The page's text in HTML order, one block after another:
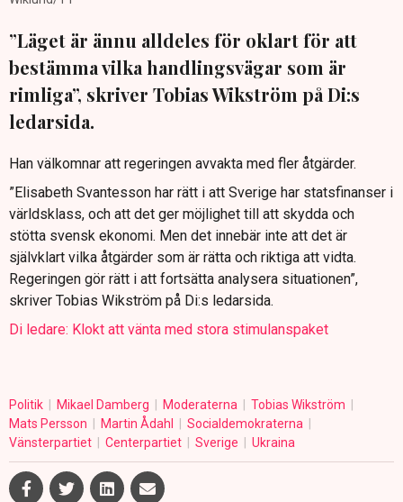
”Läget är ännu alldeles för oklart för att
bestämma vilka handlingsvägar som är
rimliga”, skriver Tobias Wikström på Di:s
ledarsida.
Han välkomnar att regeringen avvakta med fler åtgärder.
”Elisabeth Svantesson har rätt i att Sverige har statsfinanser i
världsklass, och att det ger möjlighet till att skydda och
stötta svensk ekonomi. Men det innebär inte att det är
självklart vilka åtgärder som är rätta och riktiga att vidta.
Regeringen gör rätt i att fortsätta analysera situationen”,
skriver Tobias Wikström på Di:s ledarsida.
Di ledare: Klokt att vänta med stora stimulanspaket
Politik Mikael Damberg Moderaterna
Tobias Wikström
Mats Persson
Martin Ådahl
Socialdemokraterna
Vänsterpartiet
Centerpartiet Sverige Ukraina